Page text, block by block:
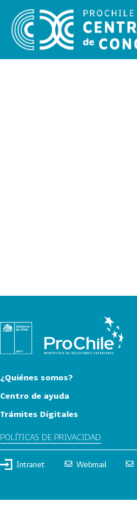
¿Quiénes somos?
Centro de ayuda
Trámites Digitales
POLÍTICAS DE PRIVACIDAD
Intranet Webmail